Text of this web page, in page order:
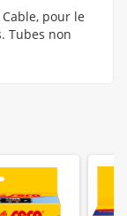
pour le
Tubes non